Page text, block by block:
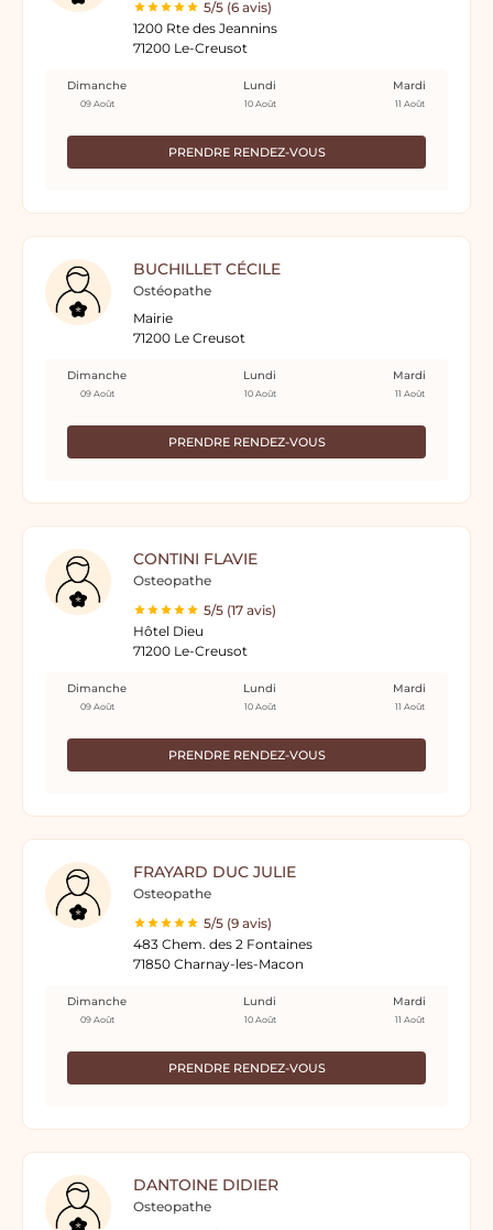
5/5 (6 avis)
1200 Rte des Jeannins
71200 Le-Creusot
PRENDRE RENDEZ-VOUS
Dimanche
09 Août
Lundi
10 Août
Mardi
11 Août
BUCHILLET CÉCILE
Ostéopathe
Mairie
71200 Le Creusot
PRENDRE RENDEZ-VOUS
Dimanche
09 Août
Lundi
10 Août
Mardi
11 Août
CONTINI FLAVIE
Osteopathe
5/5 (17 avis)
Hôtel Dieu
71200 Le-Creusot
PRENDRE RENDEZ-VOUS
Dimanche
09 Août
Lundi
10 Août
Mardi
11 Août
FRAYARD DUC JULIE
Osteopathe
5/5 (9 avis)
483 Chem. des 2 Fontaines
71850 Charnay-les-Macon
PRENDRE RENDEZ-VOUS
Dimanche
09 Août
Lundi
10 Août
Mardi
11 Août
DANTOINE DIDIER
Osteopathe